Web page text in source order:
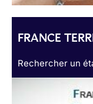
FRANCE
Rechercher un